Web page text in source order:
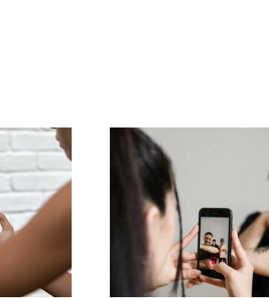
de
Métodos
para
negativos
Facebook